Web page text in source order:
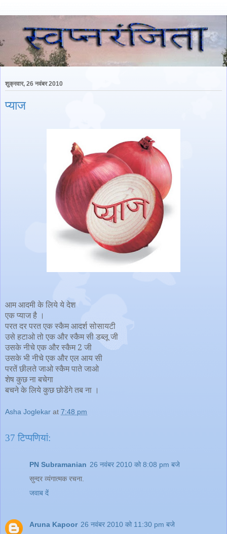
शुक्रवार, 26 नवंबर 2010
प्याज
आम आदमी के लिये ये देश
एक प्याज है ।
परत दर परत एक स्कैम आदर्श सोसायटी
उसे हटाओ तो एक और स्कैम सी डब्लू जी
उसके नीचे एक और स्कैम 2 जी
उसके भी नीचे एक और एल आय सी
परतें छीलते जाओ स्कैम पाते जाओ
शेष कुछ ना बचेगा
बचने के लिये कुछ छोडेंगे तब ना ।
Asha Joglekar at 7:48 pm
37 टिप्‍पणियां:
PN Subramanian 26 नवंबर 2010 को 8:08 pm बजे
सुन्दर व्यंगात्मक रचना.
जवाब दें
Aruna Kapoor 26 नवंबर 2010 को 11:30 pm बजे